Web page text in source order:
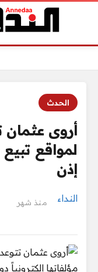
الحدث
أروى عثمان
لمواقع تبيع
إذن
النداء منذ شهر